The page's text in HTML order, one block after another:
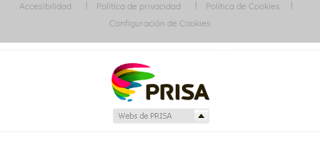
Accesibilidad
Política de privacidad
Política de Cookies
Configuración de Cookies